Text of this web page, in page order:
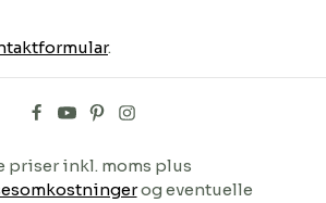
.
priser inkl. moms plus
og eventuelle